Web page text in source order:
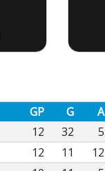
GP G A
12 32 5
12 11 12